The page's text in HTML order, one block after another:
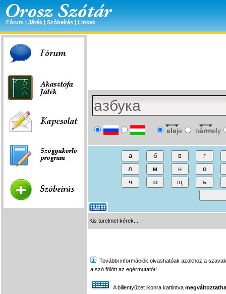
Fórum | Játék | Szóbeírás | Linkek
eleje bármely
Kis türelmet kérek...
További információk olvashatóak azokhoz a
a szó fölött az egérmutatót!
A billentyűzet ikonra kattintva